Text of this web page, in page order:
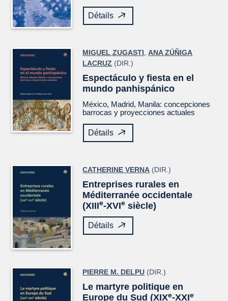
Détails
MIGUEL ZUGASTI ,ANA ZÚÑIGA
LACRUZ (DIR.)
Espectáculo y fiesta en el
mundo panhispánico
México, Madrid, Manila: concepciones
barrocas y proyecciones actuales
Détails
CATHERINE VERNA (DIR.)
Entreprises rurales en
Méditerranée occidentale
(XIIIe-XVIe siècle)
Détails
PIERRE M. DELPU (DIR.)
Le martyre politique en
Europe du Sud (XIXe-XXIe